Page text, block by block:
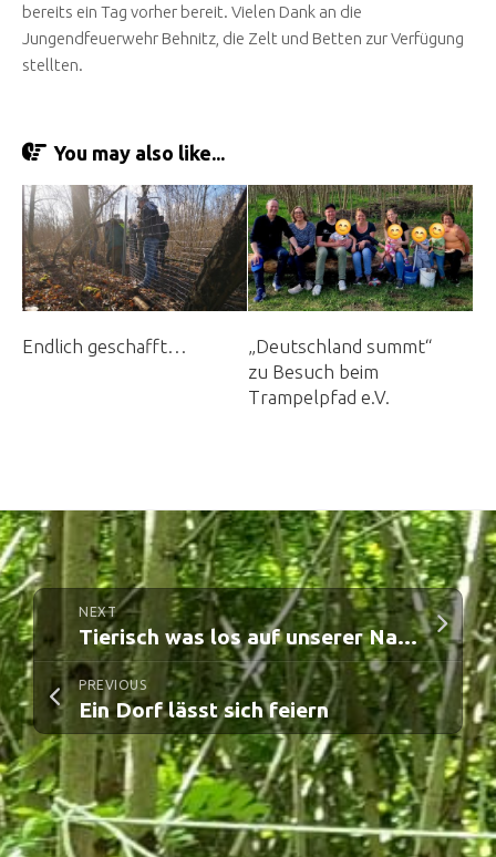
NEXT
Tierisch was los auf unserer Naturrallye
PREVIOUS
Ein Dorf lässt sich feiern
bereits ein Tag vorher bereit. Vielen Dank an die
Jungendfeuerwehr Behnitz, die Zelt und Betten zur Verfügung
stellten.
You may also like...
Endlich geschafft…
„Deutschland summt“
zu Besuch beim
Trampelpfad e.V.